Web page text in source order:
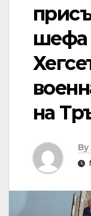
шефа
на
By